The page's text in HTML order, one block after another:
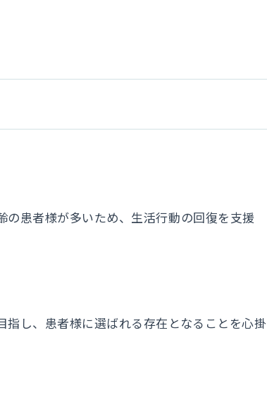
患者様が多いため、生活行動の回復を支援
し、患者様に選ばれる存在となることを心掛